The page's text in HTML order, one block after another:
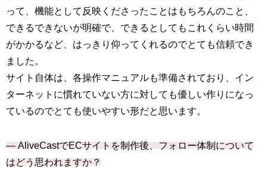
って、機能として反映くださったことはもちろんのこと、
できるできないが明確で、できるとしてもこれくらい時間
がかかるなど、はっきり仰ってくれるのでとても信頼でき
ました。
サイト自体は、各操作マニュアルも準備されており、イン
ターネットに慣れていない方に対しても優しい作りになっ
ているのでとても使いやすい形だと思います。
― AliveCastでECサイトを制作後、フォロー体制について
はどう思われますか？